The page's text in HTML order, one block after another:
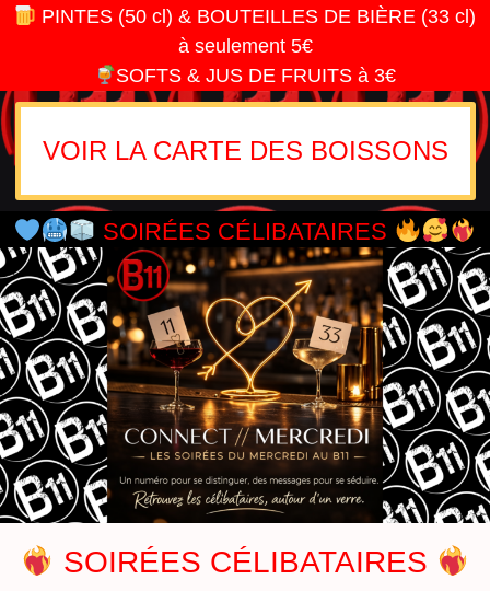
PINTES (50 cl) & BOUTEILLES DE BIÈRE (33 cl)
à seulement 5€
SOFTS & JUS DE FRUITS à 3€
VOIR LA CARTE DES BOISSONS
SOIRÉES CÉLIBATAIRES
SOIRÉES CÉLIBATAIRES